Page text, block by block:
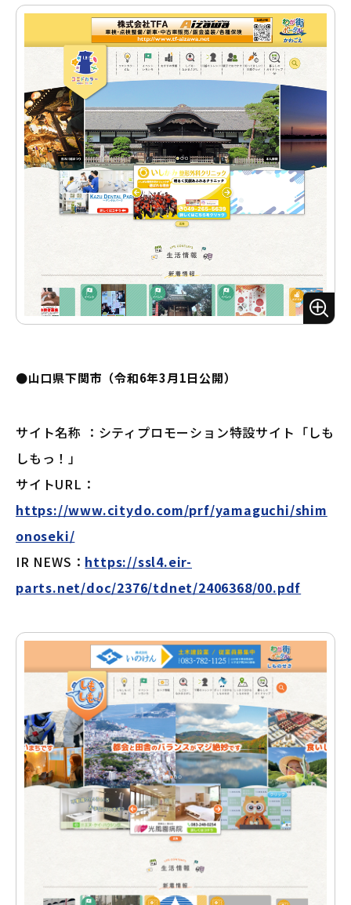
ズ
ー
●山口県下関市（令和6年3月1日公開）
サイト名称 ：シティプロモーション特設サイト「しも
しもっ！」
サイトURL：
https://www.citydo.com/prf/yamaguchi/shim
onoseki/
IR NEWS： https://ssl4.eir-
parts.net/doc/2376/tdnet/2406368/00.pdf